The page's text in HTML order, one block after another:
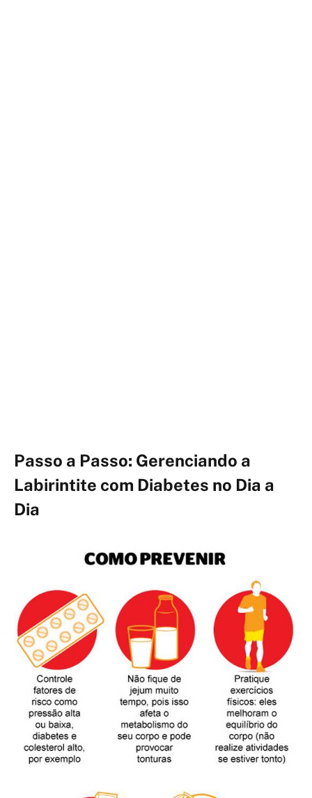
Passo a Passo: Gerenciando a
Labirintite com Diabetes no Dia a
Dia